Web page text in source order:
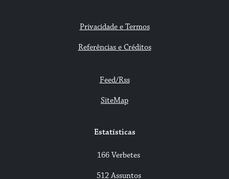
Privacidade e Termos
Referências e Créditos
Feed/Rss
SiteMap
Estatísticas
166 Verbetes
512 Assuntos